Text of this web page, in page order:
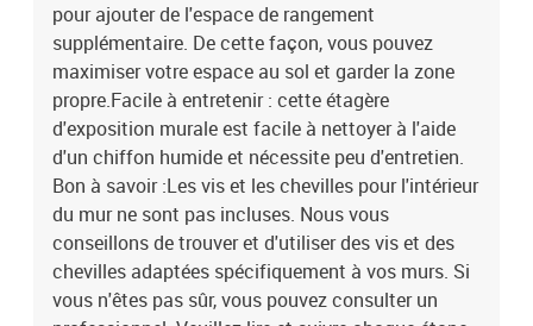
pour ajouter de l'espace de rangement
supplémentaire. De cette façon, vous pouvez
maximiser votre espace au sol et garder la zone
propre.Facile à entretenir : cette étagère
d'exposition murale est facile à nettoyer à l'aide
d'un chiffon humide et nécessite peu d'entretien.
Bon à savoir :Les vis et les chevilles pour l'intérieur
du mur ne sont pas incluses. Nous vous
conseillons de trouver et d'utiliser des vis et des
chevilles adaptées spécifiquement à vos murs. Si
vous n'êtes pas sûr, vous pouvez consulter un